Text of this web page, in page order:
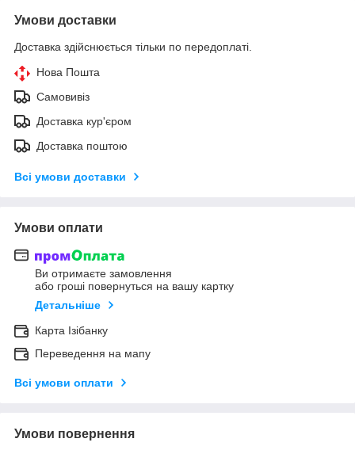
Умови доставки
Доставка здійснюється тільки по передоплаті.
Нова Пошта
Самовивіз
Доставка кур'єром
Доставка поштою
Всі умови доставки
Умови оплати
Ви отримаєте замовлення
або гроші повернуться на вашу картку
Детальніше
Карта Ізібанку
Переведення на мапу
Всі умови оплати
Умови повернення